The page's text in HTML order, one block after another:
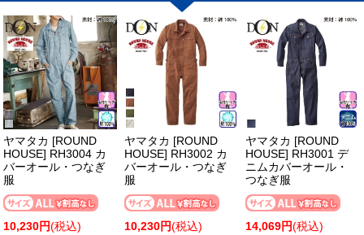
ヤマタカ [ROUND
HOUSE] RH3004 カ
バーオール・つなぎ
服
10,230円(税込)
ヤマタカ [ROUND
HOUSE] RH3002 カ
バーオール・つなぎ
服
10,230円(税込)
ヤマタカ [ROUND
HOUSE] RH3001 デ
ニムカバーオール・
つなぎ服
14,069円(税込)